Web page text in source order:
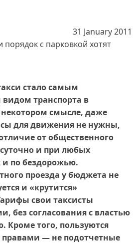
31 January 2011
порядок с парковкой хотят
стало самым
транспорта в
смысле, даже
для движения не нужны,
от общественного
и при любых
и по бездорожью.
проезда у бюджета не
и «крутится»
свои таксисты
без согласования с властью
Кроме того, пользуются
— не подотчетные